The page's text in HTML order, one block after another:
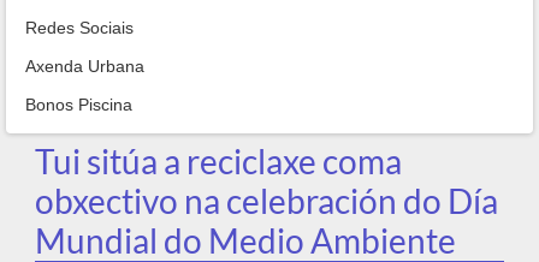
Redes Sociais
Axenda Urbana
Bonos Piscina
Tui sitúa a reciclaxe coma
obxectivo na celebración do Día
Mundial do Medio Ambiente